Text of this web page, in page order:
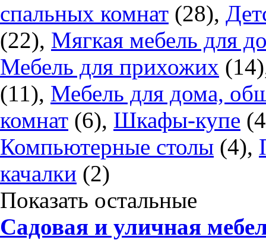
спальных комнат (28),
(22), Мягкая мебель для
Мебель для прихожих
(11), Мебель для дома,
комнат (6), Шкафы-купе
Компьютерные столы (4),
качалки (2)
Показать остальные
Садовая и уличная